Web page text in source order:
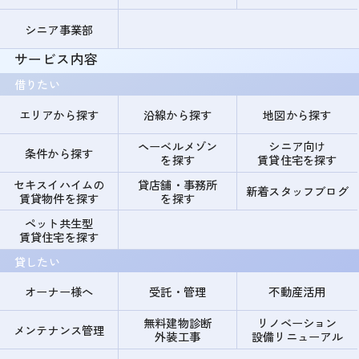
シニア事業部
サービス内容
借りたい
エリアから探す
沿線から探す 地図から探す
条件から探す
ヘーベルメゾン
を探す
シニア向け
賃貸住宅を探す
セキスイハイムの
賃貸物件を探す
貸店舗・事務所
を探す
新着スタッフブログ
ペット共生型
賃貸住宅を探す
貸したい
オーナー様へ
受託・管理 不動産活用
メンテナンス管理
無料建物診断
外装工事
リノベーション
設備リニューアル